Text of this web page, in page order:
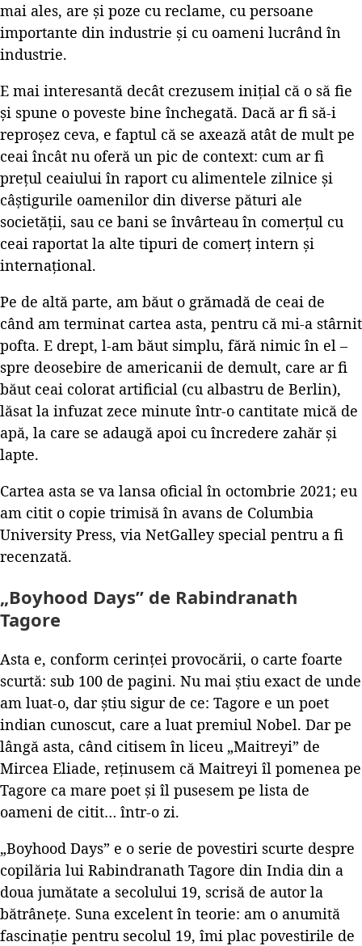
mai ales, are și poze cu reclame, cu persoane
importante din industrie și cu oameni lucrând în
industrie.
E mai interesantă decât crezusem inițial că o să fie
și spune o poveste bine închegată. Dacă ar fi să-i
reproșez ceva, e faptul că se axează atât de mult pe
ceai încât nu oferă un pic de context: cum ar fi
prețul ceaiului în raport cu alimentele zilnice și
câștigurile oamenilor din diverse pături ale
societății, sau ce bani se învârteau în comerțul cu
ceai raportat la alte tipuri de comerț intern și
internațional.
Pe de altă parte, am băut o grămadă de ceai de
când am terminat cartea asta, pentru că mi-a stârnit
pofta. E drept, l-am băut simplu, fără nimic în el –
spre deosebire de americanii de demult, care ar fi
băut ceai colorat artificial (cu albastru de Berlin),
lăsat la infuzat zece minute într-o cantitate mică de
apă, la care se adaugă apoi cu încredere zahăr și
lapte.
Cartea asta se va lansa oficial în octombrie 2021; eu
am citit o copie trimisă în avans de Columbia
University Press, via NetGalley special pentru a fi
recenzată.
„Boyhood Days” de Rabindranath
Tagore
Asta e, conform cerinței provocării, o carte foarte
scurtă: sub 100 de pagini. Nu mai știu exact de unde
am luat-o, dar știu sigur de ce: Tagore e un poet
indian cunoscut, care a luat premiul Nobel. Dar pe
lângă asta, când citisem în liceu „Maitreyi” de
Mircea Eliade, reținusem că Maitreyi îl pomenea pe
Tagore ca mare poet și îl pusesem pe lista de
oameni de citit… într-o zi.
„Boyhood Days” e o serie de povestiri scurte despre
copilăria lui Rabindranath Tagore din India din a
doua jumătate a secolului 19, scrisă de autor la
bătrânețe. Suna excelent în teorie: am o anumită
fascinație pentru secolul 19, îmi plac povestirile de